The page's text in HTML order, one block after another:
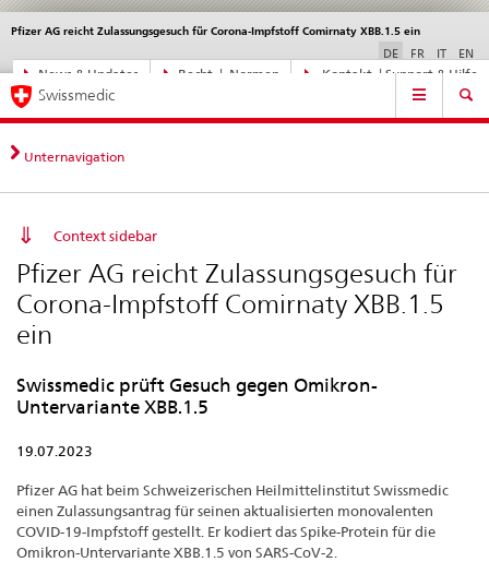
Direktnavigation
News,
Rechtsgrundlagen,
News & Updates Recht | Normen Kontakt | Support & Hilfe
Pfizer AG reicht Zulassungsgesuch für Corona-Impfstoff Comirnaty XBB.1.5 ein
Sprachwahl
DE FR IT EN
Service
Hauptnavigation
Swissmedic
Unternavigation
Context sidebar
Pfizer AG reicht Zulassungsgesuch für
Corona-Impfstoff Comirnaty XBB.1.5
ein
Swissmedic prüft Gesuch gegen Omikron-
Untervariante XBB.1.5
19.07.2023
Pfizer AG hat beim Schweizerischen Heilmittelinstitut Swissmedic
einen Zulassungsantrag für seinen aktualisierten monovalenten
COVID-19-Impfstoff gestellt. Er kodiert das Spike-Protein für die
Omikron-Untervariante XBB.1.5 von SARS-CoV-2.